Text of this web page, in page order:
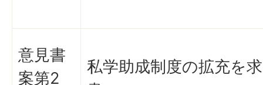
意見書
案第2
私学助成制度の拡充を